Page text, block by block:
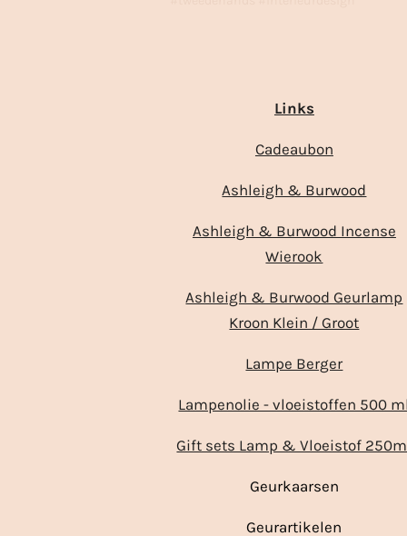
Links
Cadeaubon
Ashleigh & Burwood
Ashleigh & Burwood Incense
Wierook
Ashleigh & Burwood Geurlamp
Kroon Klein / Groot
Lampe Berger
Lampenolie - vloeistoffen 500
Gift sets Lamp & Vloeistof
Geurkaarsen
Geurartikelen